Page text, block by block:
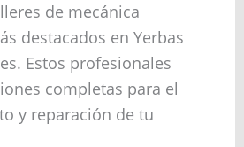
de mecánica
destacados en Yerbas
Estos profesionales
completas para el
y reparación de tu